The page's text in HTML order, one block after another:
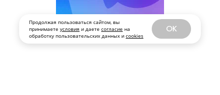
Продолжая пользоваться сайтом, вы
принимаете условия и даете согласие на
обработку пользовательских данных и cookies
OK